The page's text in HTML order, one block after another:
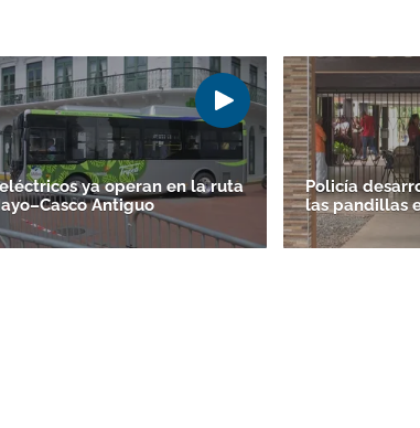
ya operan en la ruta
Antiguo
Policía
las pandillas